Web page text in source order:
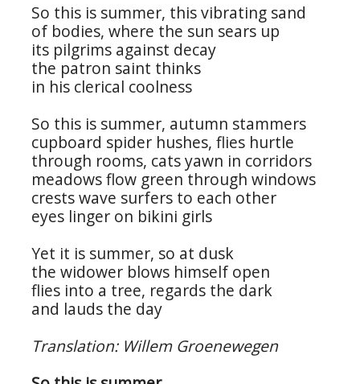
So this is summer, this vibrating sand
of bodies, where the sun sears up
its pilgrims against decay
the patron saint thinks
in his clerical coolness
So this is summer, autumn stammers
cupboard spider hushes, flies hurtle
through rooms, cats yawn in corridors
meadows flow green through windows
crests wave surfers to each other
eyes linger on bikini girls
Yet it is summer, so at dusk
the widower blows himself open
flies into a tree, regards the dark
and lauds the day
Translation: Willem Groenewegen